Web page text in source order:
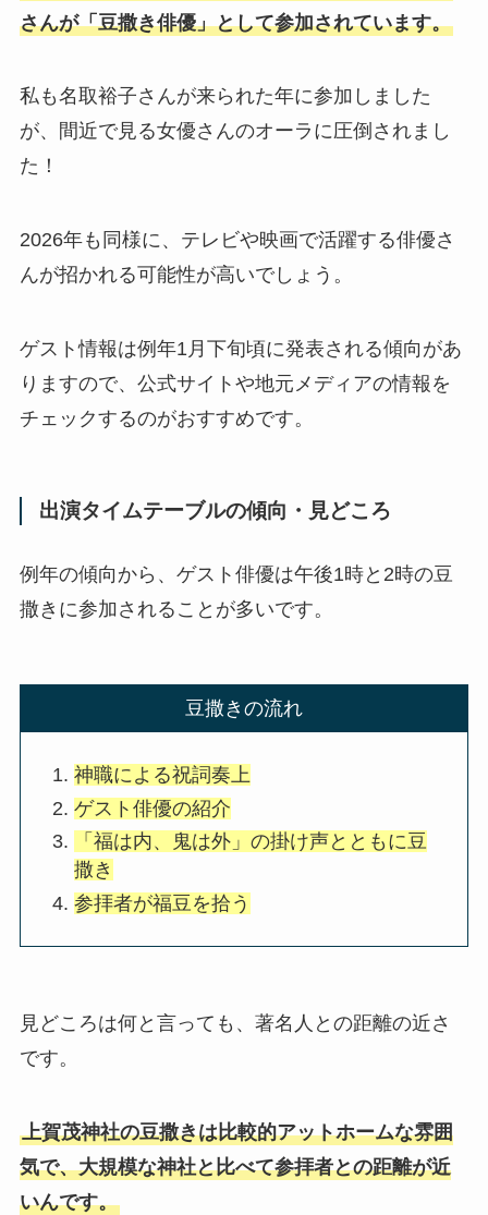
さんが「豆撒き俳優」として参加されています。
私も名取裕子さんが来られた年に参加しました
が、間近で見る女優さんのオーラに圧倒されまし
た！
2026年も同様に、テレビや映画で活躍する俳優さ
んが招かれる可能性が高いでしょう。
ゲスト情報は例年1月下旬頃に発表される傾向があ
りますので、公式サイトや地元メディアの情報を
チェックするのがおすすめです。
出演タイムテーブルの傾向・見どころ
例年の傾向から、ゲスト俳優は午後1時と2時の豆
撒きに参加されることが多いです。
豆撒きの流れ
神職による祝詞奏上
ゲスト俳優の紹介
「福は内、鬼は外」の掛け声とともに豆
撒き
参拝者が福豆を拾う
見どころは何と言っても、著名人との距離の近さ
です。
上賀茂神社の豆撒きは比較的アットホームな雰囲
気で、大規模な神社と比べて参拝者との距離が近
いんです。